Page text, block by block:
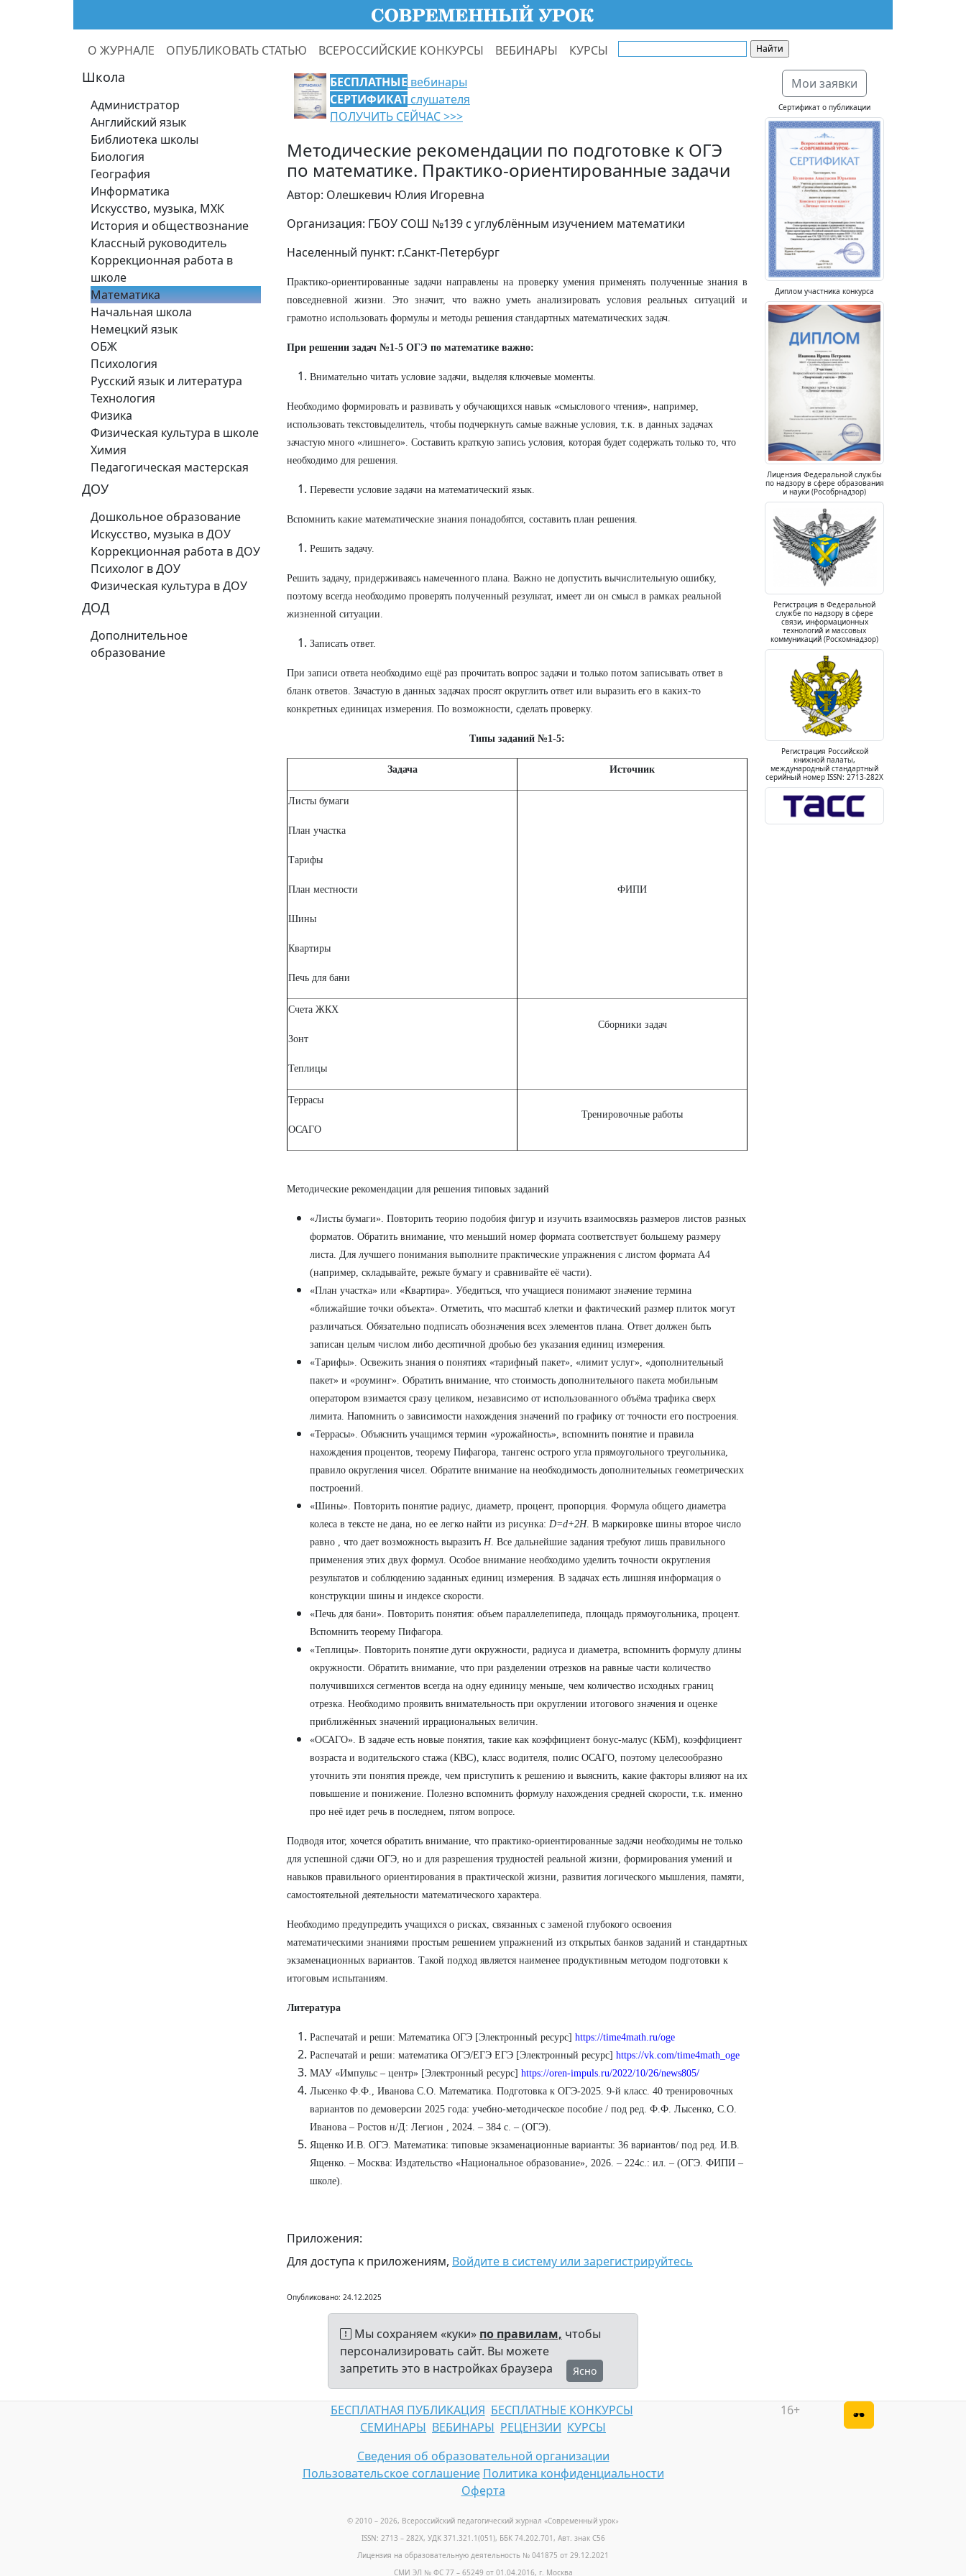
О ЖУРНАЛЕ ОПУБЛИКОВАТЬ СТАТЬЮ ВСЕРОССИЙСКИЕ КОНКУРСЫ ВЕБИНАРЫ КУРСЫ
Школа
Администратор
Английский язык
Библиотека школы
Биология
География
Информатика
Искусство, музыка, МХК
История и обществознание
Классный руководитель
Коррекционная работа в
школе
Математика
Начальная школа
Немецкий язык
ОБЖ
Психология
Русский язык и литература
Технология
Физика
Физическая культура в школе
Химия
Педагогическая мастерская
ДОУ
Дошкольное образование
Искусство, музыка в ДОУ
Коррекционная работа в ДОУ
Психолог в ДОУ
Физическая культура в ДОУ
ДОД
Дополнительное
образование
БЕСПЛАТНЫЕ вебинары
СЕРТИФИКАТ слушателя
ПОЛУЧИТЬ СЕЙЧАС >>>
Методические рекомендации по подготовке к ОГЭ
по математике. Практико-ориентированные задачи
Автор: Олешкевич Юлия Игоревна
Организация: ГБОУ СОШ №139 с углублённым изучением математики
Населенный пункт: г.Санкт-Петербург
Практико-ориентированные задачи направлены на проверку умения применять полученные знания в
повседневной жизни. Это значит, что важно уметь анализировать условия реальных ситуаций и
грамотно использовать формулы и методы решения стандартных математических задач.
При решении задач №1-5 ОГЭ по математике важно:
Внимательно читать условие задачи, выделяя ключевые моменты.
Необходимо формировать и развивать у обучающихся навык «смыслового чтения», например,
использовать текстовыделитель, чтобы подчеркнуть самые важные условия, т.к. в данных задачах
зачастую много «лишнего». Составить краткую запись условия, которая будет содержать только то, что
необходимо для решения.
Перевести условие задачи на математический язык.
Вспомнить какие математические знания понадобятся, составить план решения.
Решить задачу.
Решить задачу, придерживаясь намеченного плана. Важно не допустить вычислительную ошибку,
поэтому всегда необходимо проверять полученный результат, имеет ли он смысл в рамках реальной
жизненной ситуации.
Записать ответ.
При записи ответа необходимо ещё раз прочитать вопрос задачи и только потом записывать ответ в
бланк ответов. Зачастую в данных задачах просят округлить ответ или выразить его в каких-то
конкретных единицах измерения. По возможности, сделать проверку.
Типы заданий №1-5:
Задача Источник
Листы бумаги
План участка
Тарифы
План местности
Шины
Квартиры
Печь для бани
ФИПИ
Счета ЖКХ
Зонт
Теплицы
Сборники задач
Террасы
ОСАГО
Тренировочные работы
Методические рекомендации для решения типовых заданий
«Листы бумаги». Повторить теорию подобия фигур и изучить взаимосвязь размеров листов разных
форматов. Обратить внимание, что меньший номер формата соответствует большему размеру
листа. Для лучшего понимания выполните практические упражнения с листом формата A4
(например, складывайте, режьте бумагу и сравнивайте её части).
«План участка» или «Квартира». Убедиться, что учащиеся понимают значение термина
«ближайшие точки объекта». Отметить, что масштаб клетки и фактический размер плиток могут
различаться. Обязательно подписать обозначения всех элементов плана. Ответ должен быть
записан целым числом либо десятичной дробью без указания единиц измерения.
«Тарифы». Освежить знания о понятиях «тарифный пакет», «лимит услуг», «дополнительный
пакет» и «роуминг». Обратить внимание, что стоимость дополнительного пакета мобильным
оператором взимается сразу целиком, независимо от использованного объёма трафика сверх
лимита. Напомнить о зависимости нахождения значений по графику от точности его построения.
«Террасы». Объяснить учащимся термин «урожайность», вспомнить понятие и правила
нахождения процентов, теорему Пифагора, тангенс острого угла прямоугольного треугольника,
правило округления чисел. Обратите внимание на необходимость дополнительных геометрических
построений.
«Шины». Повторить понятие радиус, диаметр, процент, пропорция. Формула общего диаметра
колеса в тексте не дана, но ее легко найти из рисунка: D=d+2H. В маркировке шины второе число
равно , что дает возможность выразить Н. Все дальнейшие задания требуют лишь правильного
применения этих двух формул. Особое внимание необходимо уделить точности округления
результатов и соблюдению заданных единиц измерения. В задачах есть лишняя информация о
конструкции шины и индексе скорости.
«Печь для бани». Повторить понятия: объем параллелепипеда, площадь прямоугольника, процент.
Вспомнить теорему Пифагора.
«Теплицы». Повторить понятие дуги окружности, радиуса и диаметра, вспомнить формулу длины
окружности. Обратить внимание, что при разделении отрезков на равные части количество
получившихся сегментов всегда на одну единицу меньше, чем количество исходных границ
отрезка. Необходимо проявить внимательность при округлении итогового значения и оценке
приближённых значений иррациональных величин.
«ОСАГО». В задаче есть новые понятия, такие как коэффициент бонус-малус (КБМ), коэффициент
возраста и водительского стажа (КВС), класс водителя, полис ОСАГО, поэтому целесообразно
уточнить эти понятия прежде, чем приступить к решению и выяснить, какие факторы влияют на их
повышение и понижение. Полезно вспомнить формулу нахождения средней скорости, т.к. именно
про неё идет речь в последнем, пятом вопросе.
Подводя итог, хочется обратить внимание, что практико-ориентированные задачи необходимы не только
для успешной сдачи ОГЭ, но и для разрешения трудностей реальной жизни, формирования умений и
навыков правильного ориентирования в практической жизни, развития логического мышления, памяти,
самостоятельной деятельности математического характера.
Необходимо предупредить учащихся о рисках, связанных с заменой глубокого освоения
математическими знаниями простым решением упражнений из открытых банков заданий и стандартных
экзаменационных вариантов. Такой подход является наименее продуктивным методом подготовки к
итоговым испытаниям.
Литература
Распечатай и реши: Математика ОГЭ [Электронный ресурс] https://time4math.ru/oge
Распечатай и реши: математика ОГЭ/ЕГЭ ЕГЭ [Электронный ресурс] https://vk.com/time4math_oge
МАУ «Импульс – центр» [Электронный ресурс] https://oren-impuls.ru/2022/10/26/news805/
Лысенко Ф.Ф., Иванова С.О. Математика. Подготовка к ОГЭ-2025. 9-й класс. 40 тренировочных
вариантов по демоверсии 2025 года: учебно-методическое пособие / под ред. Ф.Ф. Лысенко, С.О.
Иванова – Ростов н/Д: Легион , 2024. – 384 с. – (ОГЭ).
Ященко И.В. ОГЭ. Математика: типовые экзаменационные варианты: 36 вариантов/ под ред. И.В.
Ященко. – Москва: Издательство «Национальное образование», 2026. – 224с.: ил. – (ОГЭ. ФИПИ –
школе).
Приложения:
Для доступа к приложениям, Войдите в систему или зарегистрируйтесь
Опубликовано: 24.12.2025
Мои заявки
Сертификат о публикации
Диплом участника конкурса
Лицензия Федеральной службы
по надзору в сфере образования
и науки (Рособрнадзор)
Регистрация в Федеральной
службе по надзору в сфере
связи, информационных
технологий и массовых
коммуникаций (Роскомнадзор)
Регистрация Российской
книжной палаты,
международный стандартный
серийный номер ISSN: 2713-282X
Мы сохраняем «куки» по правилам, чтобы
персонализировать сайт. Вы можете
запретить это в настройках браузера
Ясно
БЕСПЛАТНАЯ ПУБЛИКАЦИЯ БЕСПЛАТНЫЕ КОНКУРСЫ
СЕМИНАРЫ ВЕБИНАРЫ РЕЦЕНЗИИ КУРСЫ
Сведения об образовательной организации
Пользовательское соглашение Политика конфиденциальности
Оферта
© 2010 – 2026, Всероссийский педагогический журнал «Современный урок»
ISSN: 2713 – 282X, УДК 371.321.1(051), ББК 74.202.701, Авт. знак С56
Лицензия на образовательную деятельность № 041875 от 29.12.2021
СМИ ЭЛ № ФС 77 – 65249 от 01.04.2016, г. Москва
16+